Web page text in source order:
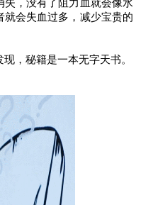
，没有了阻力血就会像水
会失血过多，减少宝贵的
，秘籍是一本无字天书。